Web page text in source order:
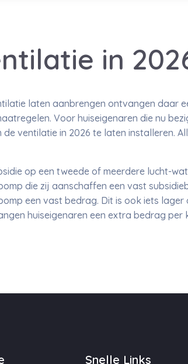
in
laten aanbrengen ontvangen daar
Voor huiseigenaren die nu
ventilatie in 2026 te laten installeren.
op een tweede of meerdere lucht-
die zij aanschaffen een vast
een vast bedrag. Dit is ook iets lager
huiseigenaren een extra bedrag
Snelle Links